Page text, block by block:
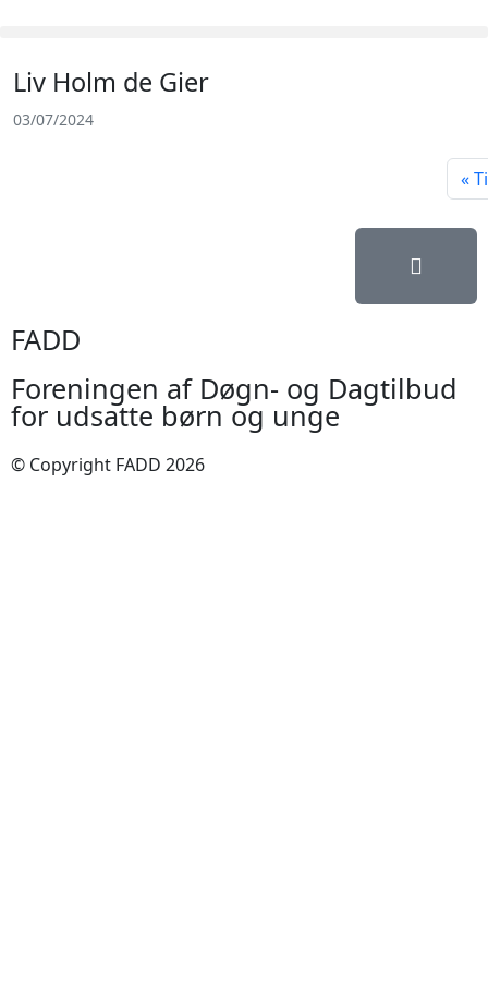
Liv Holm de Gier
03/07/2024
FADD
Foreningen af Døgn- og Dagtilbud
for udsatte børn og unge
© Copyright FADD 2026